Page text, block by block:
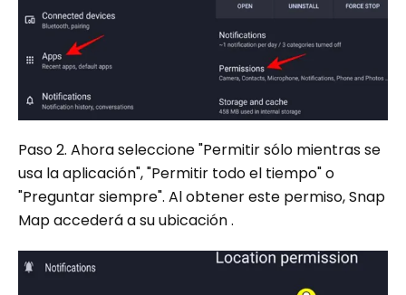
Paso 2. Ahora seleccione "Permitir sólo mientras se
usa la aplicación", "Permitir todo el tiempo" o
"Preguntar siempre". Al obtener este permiso, Snap
Map accederá a su ubicación .